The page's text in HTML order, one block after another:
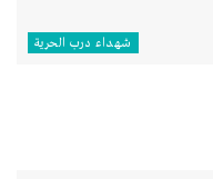
شهداء درب الحرية